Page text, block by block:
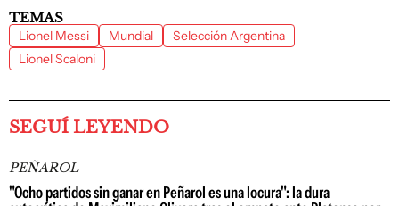
TEMAS
Lionel Messi Mundial
Selección Argentina
Lionel Scaloni
SEGUÍ LEYENDO
PEÑAROL
"Ocho partidos sin ganar en Peñarol es una locura": la dura